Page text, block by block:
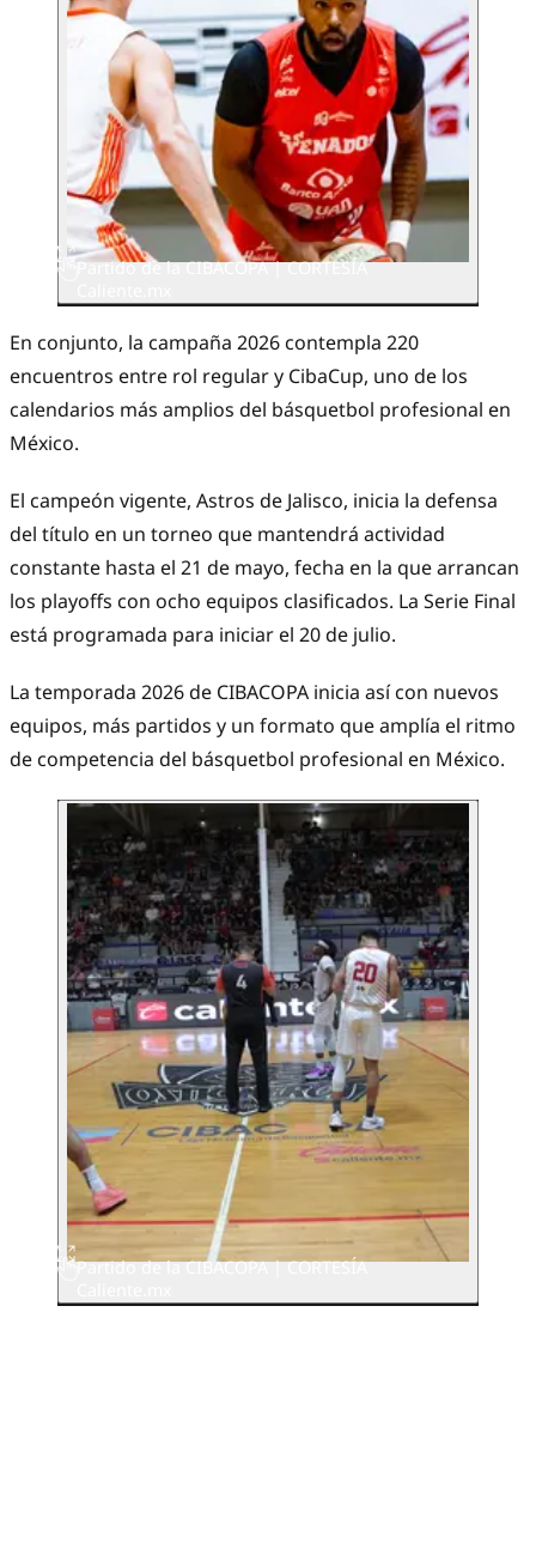
Partido de la CIBACOPA | CORTESÍA
En conjunto, la campaña 2026 contempla 220
encuentros entre rol regular y CibaCup, uno de los
calendarios más amplios del básquetbol profesional en
México.
El campeón vigente, Astros de Jalisco, inicia la defensa
del título en un torneo que mantendrá actividad
constante hasta el 21 de mayo, fecha en la que arrancan
los playoffs con ocho equipos clasificados. La Serie Final
está programada para iniciar el 20 de julio.
La temporada 2026 de CIBACOPA inicia así con nuevos
equipos, más partidos y un formato que amplía el ritmo
de competencia del básquetbol profesional en México.
Partido de la CIBACOPA | CORTESÍA